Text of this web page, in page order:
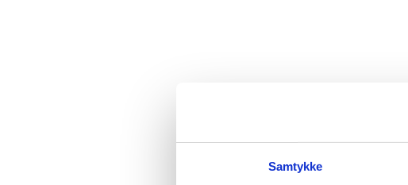
Samtykke